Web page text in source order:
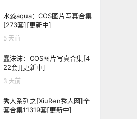
水淼aqua：COS图片写真合集
[273套][更新中]
5 天前
蠢沫沫：COS图片写真合集[4
22套][更新中]
3 天前
秀人系列之[XiuRen秀人网]全
套合集11319套[更新中]